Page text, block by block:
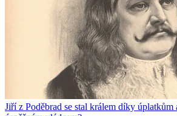
Jiří z Poděbrad se stal králem díky